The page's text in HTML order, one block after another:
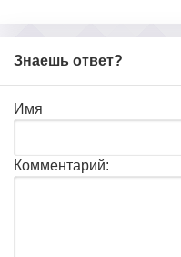
Знаешь ответ?
Имя
Комментарий: